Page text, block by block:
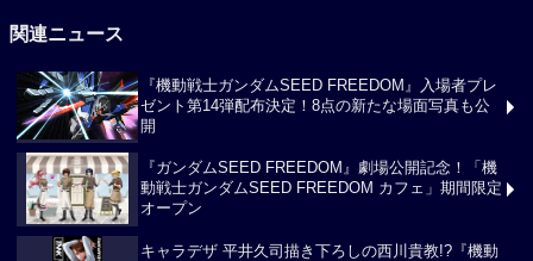
関連ニュース
『機動戦士ガンダムSEED FREEDOM』入場者プレ
ゼント第14弾配布決定！8点の新たな場面写真も公
開
『ガンダムSEED FREEDOM』劇場公開記念！「機
動戦士ガンダムSEED FREEDOM カフェ」期間限定
オープン
キャラデザ 平井久司描き下ろしの西川貴教!?『機動